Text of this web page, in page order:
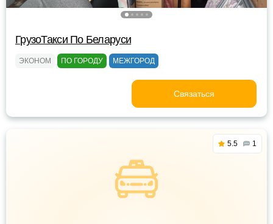
ГрузоТакси По Беларуси
ЭКОНОМ ПО ГОРОДУ МЕЖГОРОД
Связаться
5.5 1